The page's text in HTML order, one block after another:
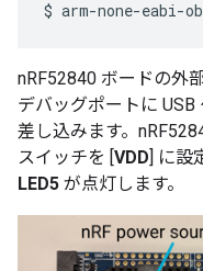
nRF52840 ボードの外
デバッグポートに
差し込みます。
スイッチを [VDD] に設
LED5 が点灯します。